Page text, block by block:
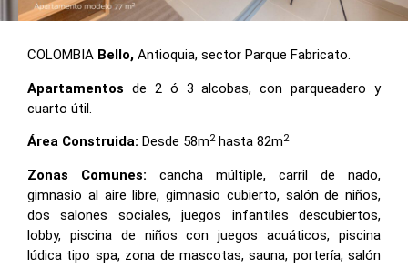
COLOMBIA Bello, Antioquia, sector Parque Fabricato.
Apartamentos de 2 ó 3 alcobas, con parqueadero y
cuarto útil.
Área Construida: Desde 58m2hasta 82m2
Zonas Comunes: cancha múltiple, carril de nado,
gimnasio al aire libre, gimnasio cubierto, salón de niños,
dos salones sociales, juegos infantiles descubiertos,
lobby, piscina de niños con juegos acuáticos, piscina
lúdica tipo spa, zona de mascotas, sauna, portería, salón